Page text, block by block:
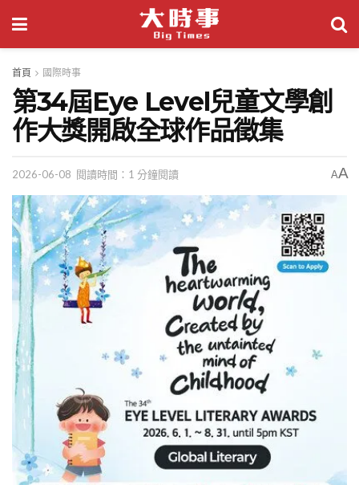
首頁 國際時事
第34屆Eye Level兒童文學創
作大獎開啟全球作品徵集
2026-06-08 閱讀時間：1 分鐘閱讀 AA